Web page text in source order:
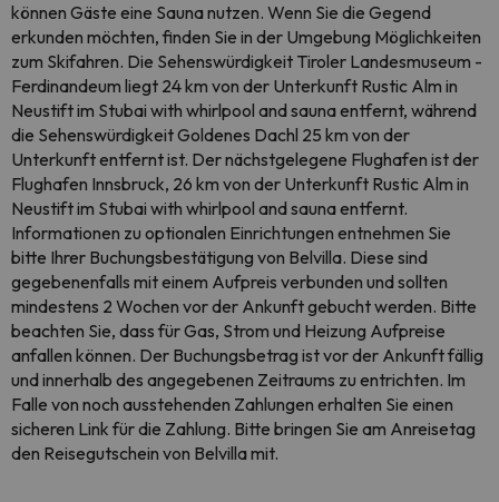
können Gäste eine Sauna nutzen. Wenn Sie die Gegend
erkunden möchten, finden Sie in der Umgebung Möglichkeiten
zum Skifahren. Die Sehenswürdigkeit Tiroler Landesmuseum -
Ferdinandeum liegt 24 km von der Unterkunft Rustic Alm in
Neustift im Stubai with whirlpool and sauna entfernt, während
die Sehenswürdigkeit Goldenes Dachl 25 km von der
Unterkunft entfernt ist. Der nächstgelegene Flughafen ist der
Flughafen Innsbruck, 26 km von der Unterkunft Rustic Alm in
Neustift im Stubai with whirlpool and sauna entfernt.
Informationen zu optionalen Einrichtungen entnehmen Sie
bitte Ihrer Buchungsbestätigung von Belvilla. Diese sind
gegebenenfalls mit einem Aufpreis verbunden und sollten
mindestens 2 Wochen vor der Ankunft gebucht werden. Bitte
beachten Sie, dass für Gas, Strom und Heizung Aufpreise
anfallen können. Der Buchungsbetrag ist vor der Ankunft fällig
und innerhalb des angegebenen Zeitraums zu entrichten. Im
Falle von noch ausstehenden Zahlungen erhalten Sie einen
sicheren Link für die Zahlung. Bitte bringen Sie am Anreisetag
den Reisegutschein von Belvilla mit.